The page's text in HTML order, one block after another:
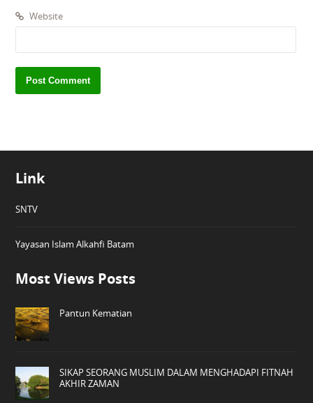
Website
Link
SNTV
Yayasan Islam Alkahfi Batam
Most Views Posts
Pantun Kematian
SIKAP SEORANG MUSLIM DALAM MENGHADAPI FITNAH
AKHIR ZAMAN